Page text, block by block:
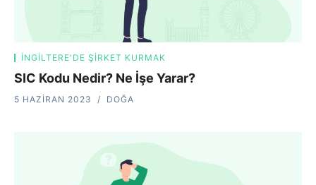
İNGILTERE'DE ŞIRKET KURMAK
SIC Kodu Nedir? Ne İşe Yarar?
5 HAZIRAN 2023 DOĞA